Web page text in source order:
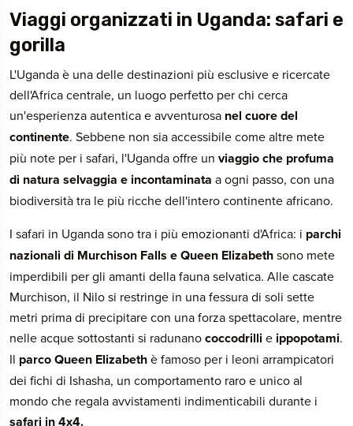
Viaggi organizzati in Uganda: safari e
gorilla
L'Uganda è una delle destinazioni più esclusive e ricercate
dell'Africa centrale, un luogo perfetto per chi cerca
un'esperienza autentica e avventurosa nel cuore del
continente. Sebbene non sia accessibile come altre mete
più note per i safari, l'Uganda offre un viaggio che profuma
di natura selvaggia e incontaminata a ogni passo, con una
biodiversità tra le più ricche dell'intero continente africano.
I safari in Uganda sono tra i più emozionanti d'Africa: i parchi
nazionali di Murchison Falls e Queen Elizabethsono mete
imperdibili per gli amanti della fauna selvatica. Alle cascate
Murchison, il Nilo si restringe in una fessura di soli sette
metri prima di precipitare con una forza spettacolare, mentre
nelle acque sottostanti si radunanococcodrillie ippopotami.
Il parco Queen Elizabethè famoso per i leoni arrampicatori
dei fichi di Ishasha, un comportamento raro e unico al
mondo che regala avvistamenti indimenticabili durante i
safari in 4x4.